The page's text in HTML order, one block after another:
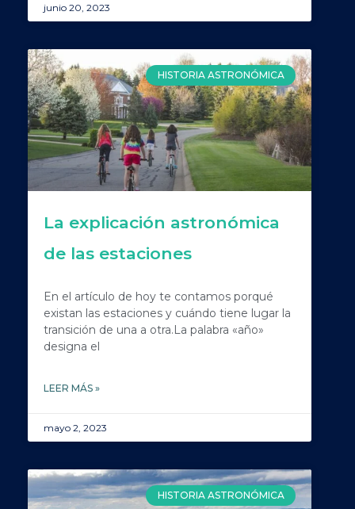
junio 20, 2023
HISTORIA ASTRONÓMICA
La explicación astronómica
de las estaciones
En el artículo de hoy te contamos porqué
existan las estaciones y cuándo tiene lugar la
transición de una a otra.La palabra «año»
designa el
LEER MÁS »
mayo 2, 2023
HISTORIA ASTRONÓMICA